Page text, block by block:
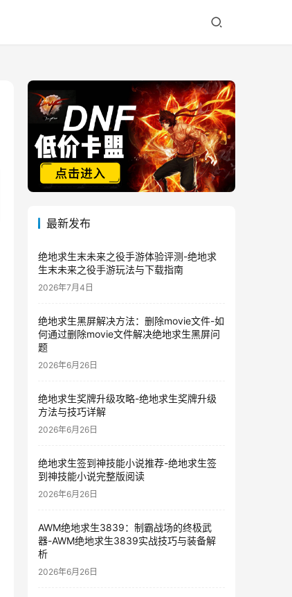
最新发布
绝地求生末未来之役手游体验评测-绝地求
生末未来之役手游玩法与下载指南
2026年7月4日
绝地求生黑屏解决方法：删除movie文件-如
何通过删除movie文件解决绝地求生黑屏问
题
2026年6月26日
绝地求生奖牌升级攻略-绝地求生奖牌升级
方法与技巧详解
2026年6月26日
绝地求生签到神技能小说推荐-绝地求生签
到神技能小说完整版阅读
2026年6月26日
AWM绝地求生3839：制霸战场的终极武
器-AWM绝地求生3839实战技巧与装备解
析
2026年6月26日